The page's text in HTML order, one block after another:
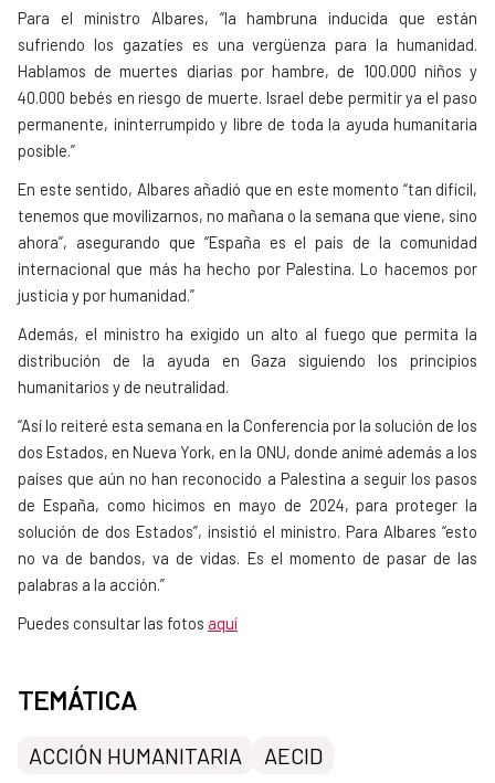
Para el ministro Albares, “la hambruna inducida que están
sufriendo los gazatíes es una vergüenza para la humanidad.
Hablamos de muertes diarias por hambre, de 100.000 niños y
40.000 bebés en riesgo de muerte. Israel debe permitir ya el paso
permanente, ininterrumpido y libre de toda la ayuda humanitaria
posible.”
En este sentido, Albares añadió que en este momento “tan difícil,
tenemos que movilizarnos, no mañana o la semana que viene, sino
ahora”, asegurando que “España es el país de la comunidad
internacional que más ha hecho por Palestina. Lo hacemos por
justicia y por humanidad.”
Además, el ministro ha exigido un alto al fuego que permita la
distribución de la ayuda en Gaza siguiendo los principios
humanitarios y de neutralidad.
“Así lo reiteré esta semana en la Conferencia por la solución de los
dos Estados, en Nueva York, en la ONU, donde animé además a los
países que aún no han reconocido a Palestina a seguir los pasos
de España, como hicimos en mayo de 2024, para proteger la
solución de dos Estados”, insistió el ministro. Para Albares “esto
no va de bandos, va de vidas. Es el momento de pasar de las
palabras a la acción.”
Puedes consultar las fotos aquí
TEMÁTICA
ACCIÓN HUMANITARIA AECID